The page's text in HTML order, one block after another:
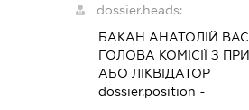
dossier.heads:
БАКАН АНАТОЛІЙ
ГОЛОВА КОМІСІЇ З
АБО ЛІКВІДАТОР
dossier.position -